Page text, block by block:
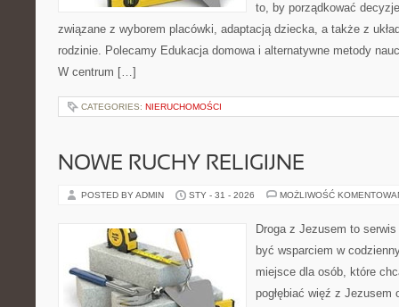
to, by porządkować
związane z wyborem placówki, adaptacją dziecka, a także z
rodzinie. Polecamy Edukacja domowa i alternatywne metody
W centrum […]
CATEGORIES: NIERUCHOMOŚCI
NOWE RUCHY RELIGIJNE
POSTED BY ADMIN STY - 31 - 2026 MOŻLIWOŚĆ
Droga z Jezusem to
być wsparciem w
miejsce dla osób, które
pogłębiać więź z